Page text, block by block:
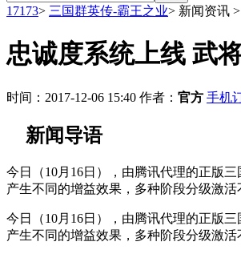
17173> 三国群英传-霸王之业> 新闻资讯 >
忠诚度系统上线 武
时间：2017-12-06 15:40 作者： 官方 手机
新闻导语
今日（10月16日），由腾讯代理的正版
产生不同的增益效果，多种阶段分级激
今日（10月16日），由腾讯代理的正版
产生不同的增益效果，多种阶段分级激